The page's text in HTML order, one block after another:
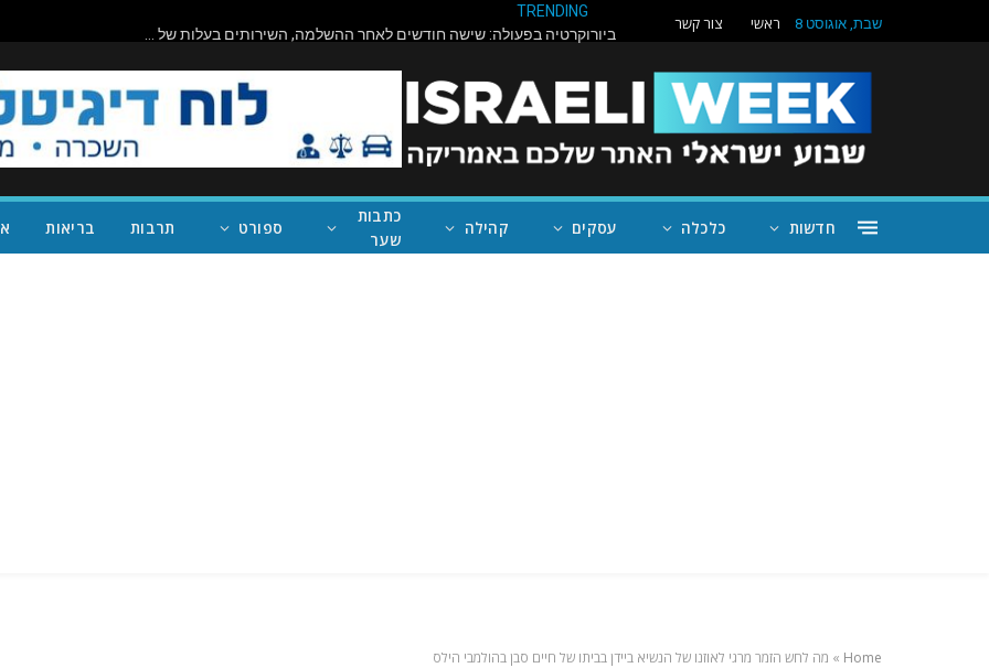
שבת, אוגוסט 8 ראשי צור קשר
TRENDING
ביורוקרטיה בפעולה: שישה חודשים לאחר ההשלמה, השירותים בעלות של מיליון דולר בראניון קניון – במחוז של נית'יה ראמן – עדיין סגורים
חדשות כלכלה עסקים קהילה
כתבות
שער
ספורט תרבות בריאות
Home
» מה לחש הזמר מרגי לאוזנו של הנשיא ביידן בביתו של חיים סבן בהולמבי הילס